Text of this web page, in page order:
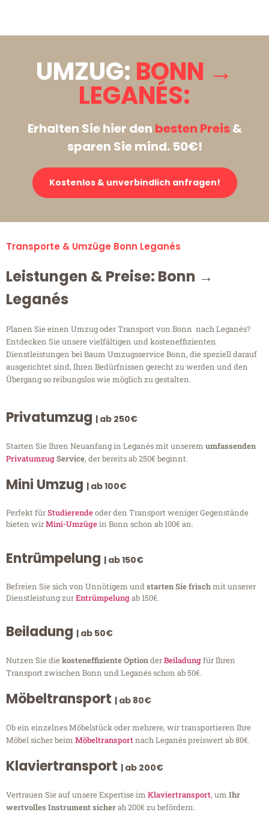
UMZUG: BONN →
LEGANÉS:
Erhalten Sie hier den besten Preis&
sparen Sie mind. 50€!
Kostenlos & unverbindlich anfragen!
Transporte & Umzüge Bonn Leganés
Leistungen & Preise: Bonn →
Leganés
Planen Sie einen Umzug oder Transport von Bonn nach Leganés?
Entdecken Sie unsere vielfältigen und kosteneffizienten
Dienstleistungen bei Baum Umzugsservice Bonn, die speziell darauf
ausgerichtet sind, Ihren Bedürfnissen gerecht zu werden und den
Übergang so reibungslos wie möglich zu gestalten.
Privatumzug | ab 250€
Starten Sie Ihren Neuanfang in Leganés mit unserem umfassenden
PrivatumzugService, der bereits ab 250€ beginnt.
Mini Umzug | ab 100€
Perfekt fürStudierendeoder den Transport weniger Gegenstände
bieten wirMini-Umzügein Bonn schon ab 100€ an.
Entrümpelung | ab 150€
Befreien Sie sich von Unnötigem undstarten Sie frischmit unserer
Dienstleistung zurEntrümpelungab 150€.
Beiladung | ab 50€
Nutzen Sie diekosteneffiziente OptionderBeiladungfür Ihren
Transport zwischen Bonn und Leganés schon ab 50€.
Möbeltransport | ab 80€
Ob ein einzelnes Möbelstück oder mehrere, wir transportieren Ihre
Möbel sicher beim Möbeltransportnach Leganés preiswert ab 80€.
Klaviertransport | ab 200€
Vertrauen Sie auf unsere Expertise im Klaviertransport, um Ihr
wertvolles Instrument sicherab 200€ zu befördern.